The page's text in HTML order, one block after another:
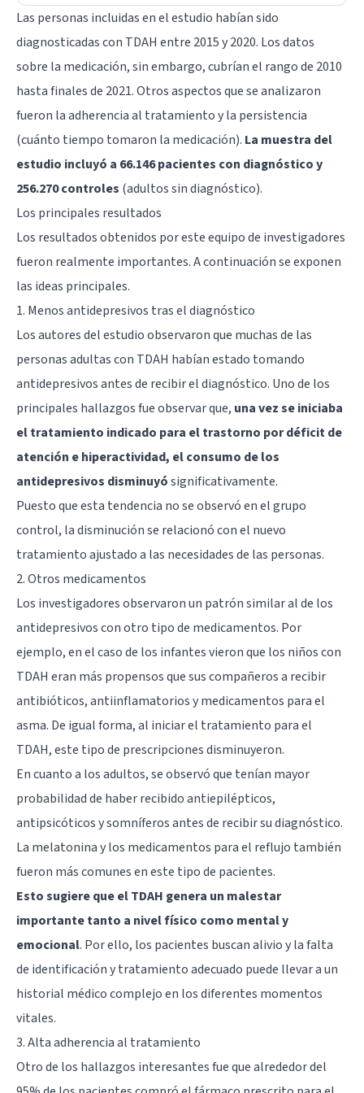
Las personas incluidas en el estudio habían sido
diagnosticadas con TDAH entre 2015 y 2020. Los datos
sobre la medicación, sin embargo, cubrían el rango de 2010
hasta finales de 2021. Otros aspectos que se analizaron
fueron la adherencia al tratamiento y la persistencia
(cuánto tiempo tomaron la medicación). La muestra del
estudio incluyó a 66.146 pacientes con diagnóstico y
256.270 controles (adultos sin diagnóstico).
Los principales resultados
Los resultados obtenidos por este equipo de investigadores
fueron realmente importantes. A continuación se exponen
las ideas principales.
1. Menos antidepresivos tras el diagnóstico
Los autores del estudio observaron que muchas de las
personas adultas con TDAH habían estado tomando
antidepresivos antes de recibir el diagnóstico. Uno de los
principales hallazgos fue observar que, una vez se iniciaba
el tratamiento indicado para el trastorno por déficit de
atención e hiperactividad, el consumo de los
antidepresivos disminuyósignificativamente.
Puesto que esta tendencia no se observó en el grupo
control, la disminución se relacionó con el nuevo
tratamiento ajustado a las necesidades de las personas.
2. Otros medicamentos
Los investigadores observaron un patrón similar al de los
antidepresivos con otro tipo de medicamentos. Por
ejemplo, en el caso de los infantes vieron que los niños con
TDAH eran más propensos que sus compañeros a recibir
antibióticos, antiinflamatorios y medicamentos para el
asma. De igual forma, al iniciar el tratamiento para el
TDAH, este tipo de prescripciones disminuyeron.
En cuanto a los adultos, se observó que tenían mayor
probabilidad de haber recibido antiepilépticos,
antipsicóticos y somníferos antes de recibir su diagnóstico.
La melatoninay los medicamentos para el reflujo también
fueron más comunes en este tipo de pacientes.
Esto sugiere que el TDAH genera un malestar
importante tanto a nivel físico como mental y
emocional. Por ello, los pacientes buscan alivio y la falta
de identificación y tratamiento adecuado puede llevar a un
historial médico complejo en los diferentes momentos
vitales.
3. Alta adherencia al tratamiento
Otro de los hallazgos interesantes fue que alrededor del